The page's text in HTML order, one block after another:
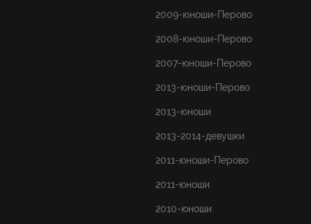
2009-юноши-Перово
2008-юноши-Перово
2007-юноши-Перово
2013-юноши-Перово
2013-юноши
2013-2014-девушки
2011-юноши-Перово
2011-юноши
2010-юноши